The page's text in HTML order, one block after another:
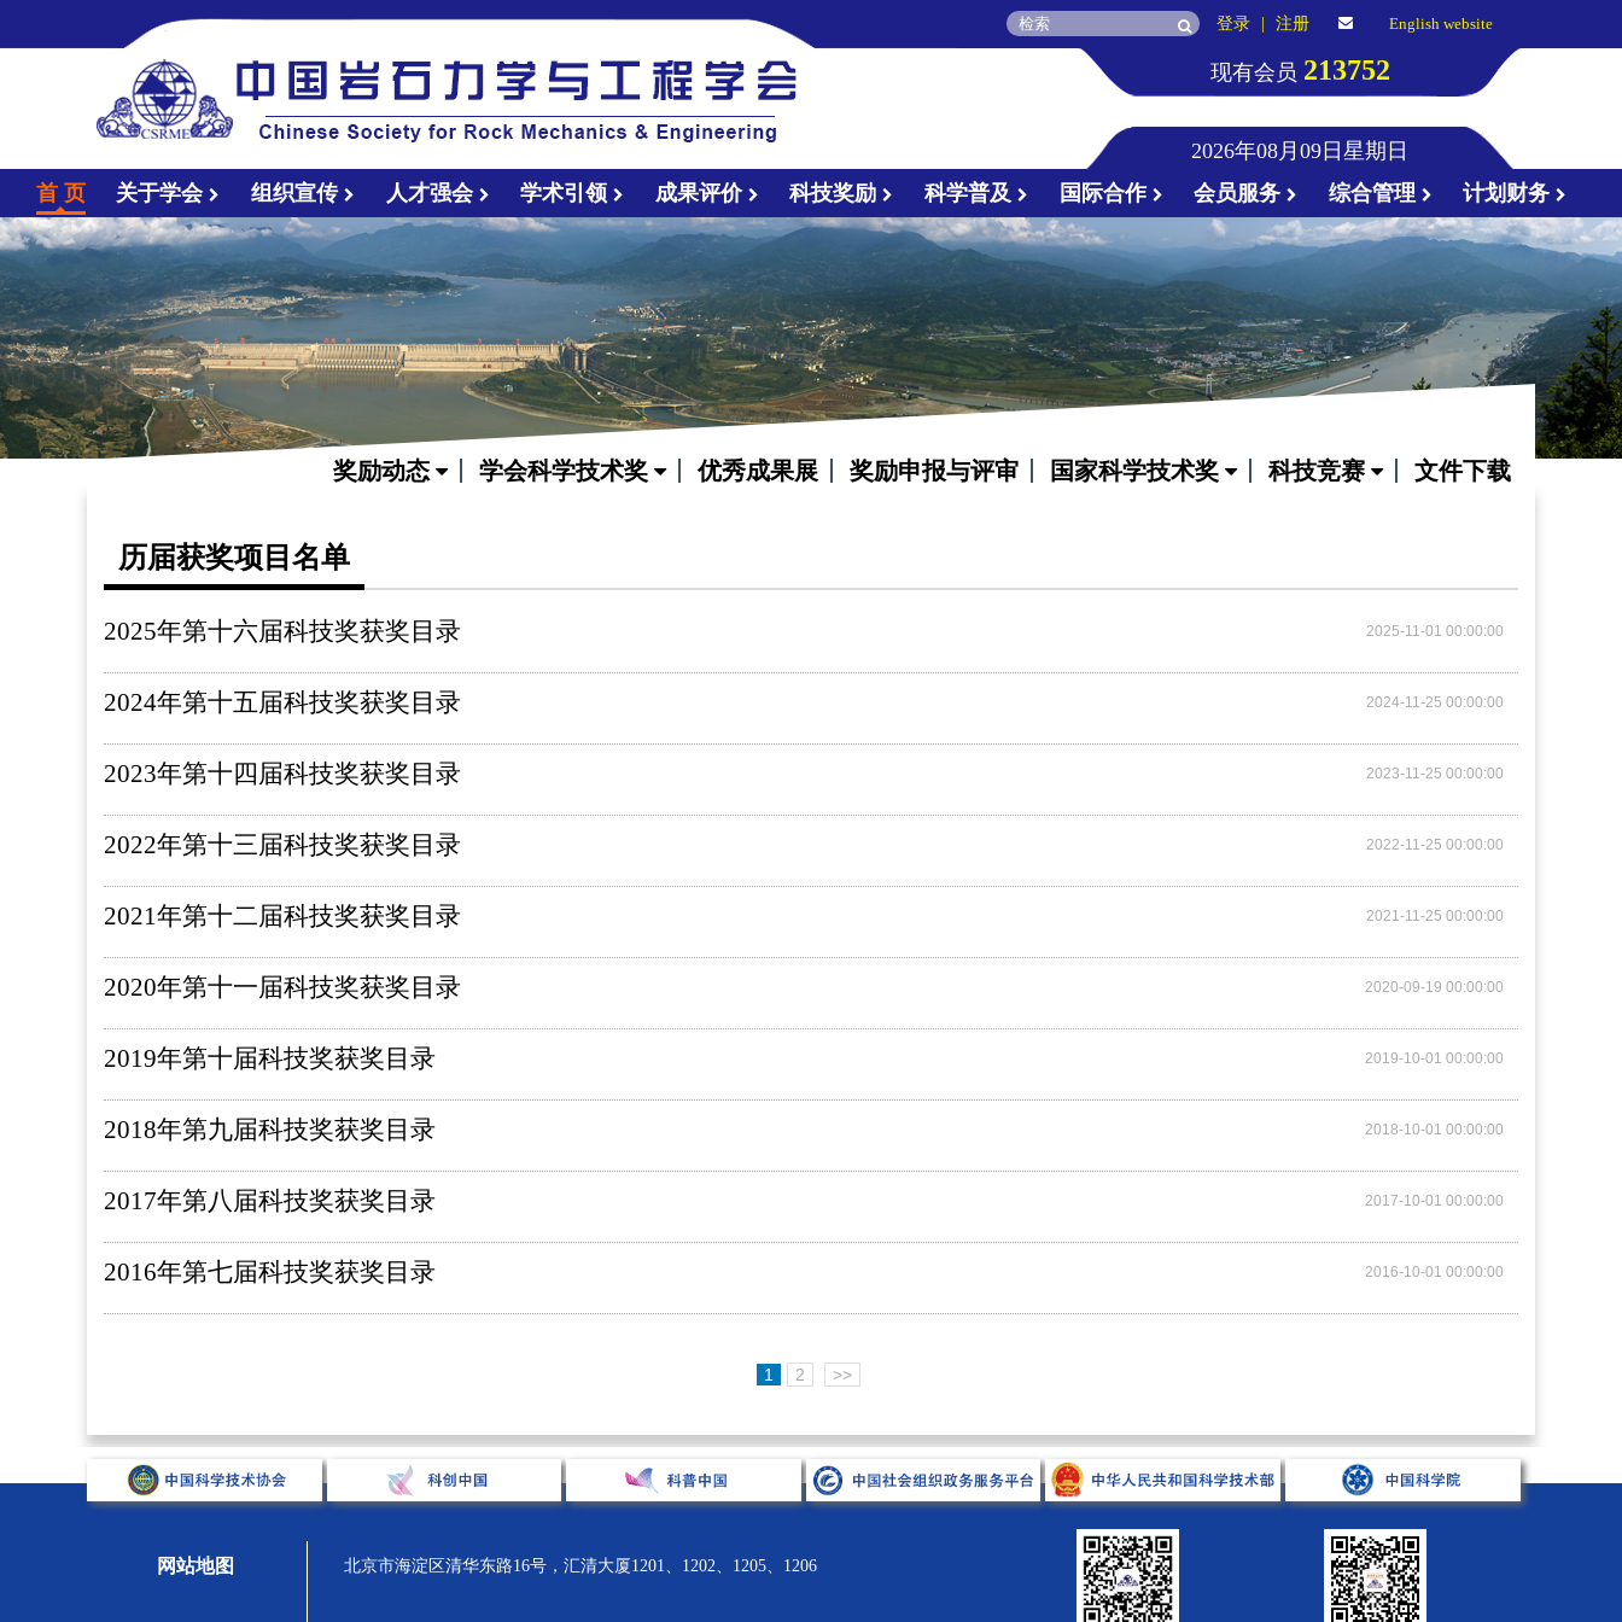
登录 注册 English website
现有会员 213752
2026年08月09日星期日
首 页
关于学会 组织宣传 人才强会 学术引领 成果评价 科技奖励 科学普及 国际合作 会员服务 综合管理 计划财务
奖励动态 学会科学技术奖 优秀成果展 奖励申报与评审 国家科学技术奖 科技竞赛 文件下载
历届获奖项目名单
2025年第十六届科技奖获奖目录 2025-11-01 00:00:00
2024年第十五届科技奖获奖目录 2024-11-25 00:00:00
2023年第十四届科技奖获奖目录 2023-11-25 00:00:00
2022年第十三届科技奖获奖目录 2022-11-25 00:00:00
2021年第十二届科技奖获奖目录 2021-11-25 00:00:00
2020年第十一届科技奖获奖目录 2020-09-19 00:00:00
2019年第十届科技奖获奖目录 2019-10-01 00:00:00
2018年第九届科技奖获奖目录 2018-10-01 00:00:00
2017年第八届科技奖获奖目录 2017-10-01 00:00:00
2016年第七届科技奖获奖目录 2016-10-01 00:00:00
1 2 >>
网站地图 北京市海淀区清华东路16号，汇清大厦1201、1202、1205、1206